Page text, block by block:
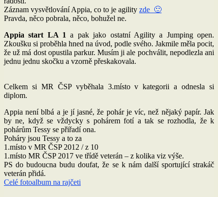
Záznam vysvětlování Appia, co to je agility zde 🙂
Pravda, něco pobrala, něco, bohužel ne.
Appia start LA 1 a pak jako ostatní Agility a Jumping open.
Zkoušku si proběhla hned na úvod, podle svého. Jakmile měla pocit,
že už má dost opustila parkur. Musím ji ale pochválit, nepodlezla ani
jednu jednu skočku a vzorně přeskakovala.
Celkem si MR ČSP vyběhala 3.místo v kategorii a odnesla si
diplom.
Appia není blbá a je jí jasné, že pohár je víc, než nějaký papír. Jak
by ne, když se vždycky s pohárem fotí a tak se rozhodla, že k
pohárům Tessy se přiřadí ona.
Poháry jsou Tessy a to za
1.místo v MR ČSP 2012 / z 10
1.místo MR ČSP 2017 ve třídě veterán – z kolika viz výše.
PS do budoucna budu doufat, že se k nám další sportující strakáč
veterán přidá.
Celé fotoalbum na rajčeti